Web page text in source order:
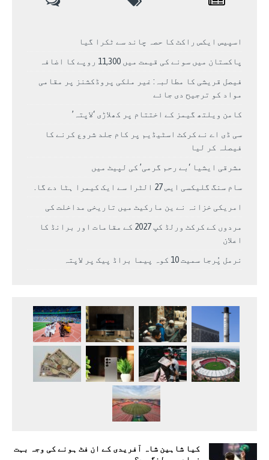
اسپیس ایکس راکٹ کا حصہ چاند سے ٹکرا گیا
پاکستان میں سونے کی قیمت میں 11,300 روپے کا اضافہ
فیصل قریشی کا مطالبہ: غیر ملکی پروڈکشنز پر مقامی
مواد کو ترجیح دی جائے
کامن ویلتھ گیمز کے اختتام پر کھلاڑی ‘لاپتہ’
سی ڈی اے نے کرکٹ اسٹیڈیم پر کام جلد شروع کرنے کا
فیصلہ کر لیا
مشرقی ایشیا ‘بے رحم گرمی’ کی لپیٹ میں
سام سنگ گلیکسی ایس 27 الٹرا سے ایک کیمرا ہٹا دے گا.
امریکی خزانہ نے ین مارکیٹ میں تاریخی مداخلت کی
مردوں کے کرکٹ ورلڈ کپ 2027 کے مقامات اور برانڈ کا
اعلان
نرمل پُرجا سمیت 10 کوہ پیما براڈ پیک پر لاپتہ
کیا شاہین شاہ آفریدی کے ان فٹ ہونے کی وجہ بہت